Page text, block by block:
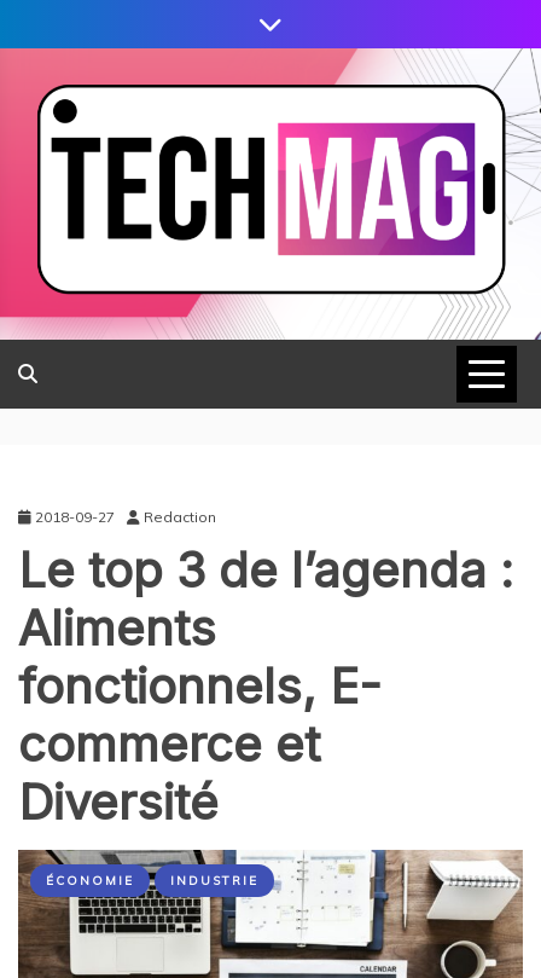
2018-09-27 Redaction
Le top 3 de l’agenda :
Aliments
fonctionnels, E-
commerce et
Diversité
ÉCONOMIE INDUSTRIE